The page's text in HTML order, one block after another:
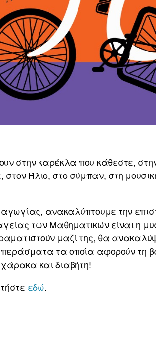
στην καρέκλα που κάθεστε,
Ήλιο, στο σύμπαν, στη
ανακαλύπτουμε την
των Μαθηματικών είναι η
μαζί της, θα
τα οποία αφορούν τη
και διαβήτη!
εδώ.